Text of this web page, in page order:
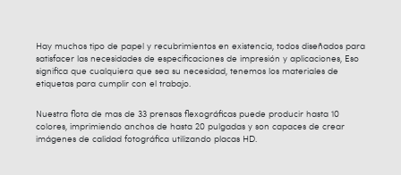
Hay muchos tipo de papel y recubrimientos en existencia, todos diseñados para
satisfacer las necesidades de especificaciones de impresión y aplicaciones, Eso
significa que cualquiera que sea su necesidad, tenemos los materiales de
etiquetas para cumplir con el trabajo.
Nuestra flota de mas de 33 prensas flexográficas puede producir hasta 10
colores, imprimiendo anchos de hasta 20 pulgadas y son capaces de crear
imágenes de calidad fotográfica utilizando placas HD.